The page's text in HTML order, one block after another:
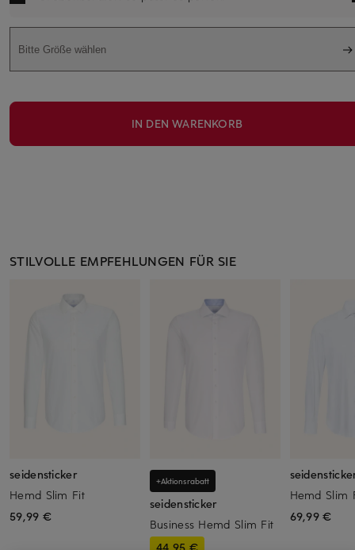
Bitte Größe wählen
IN DEN WARENKORB
STILVOLLE EMPFEHLUNGEN FÜR SIE
seidensticker
Hemd Slim Fit
59,99 €
+Aktionsrabatt
seidensticker
Business Hemd Slim Fit
Hemd Slim
69,99 €